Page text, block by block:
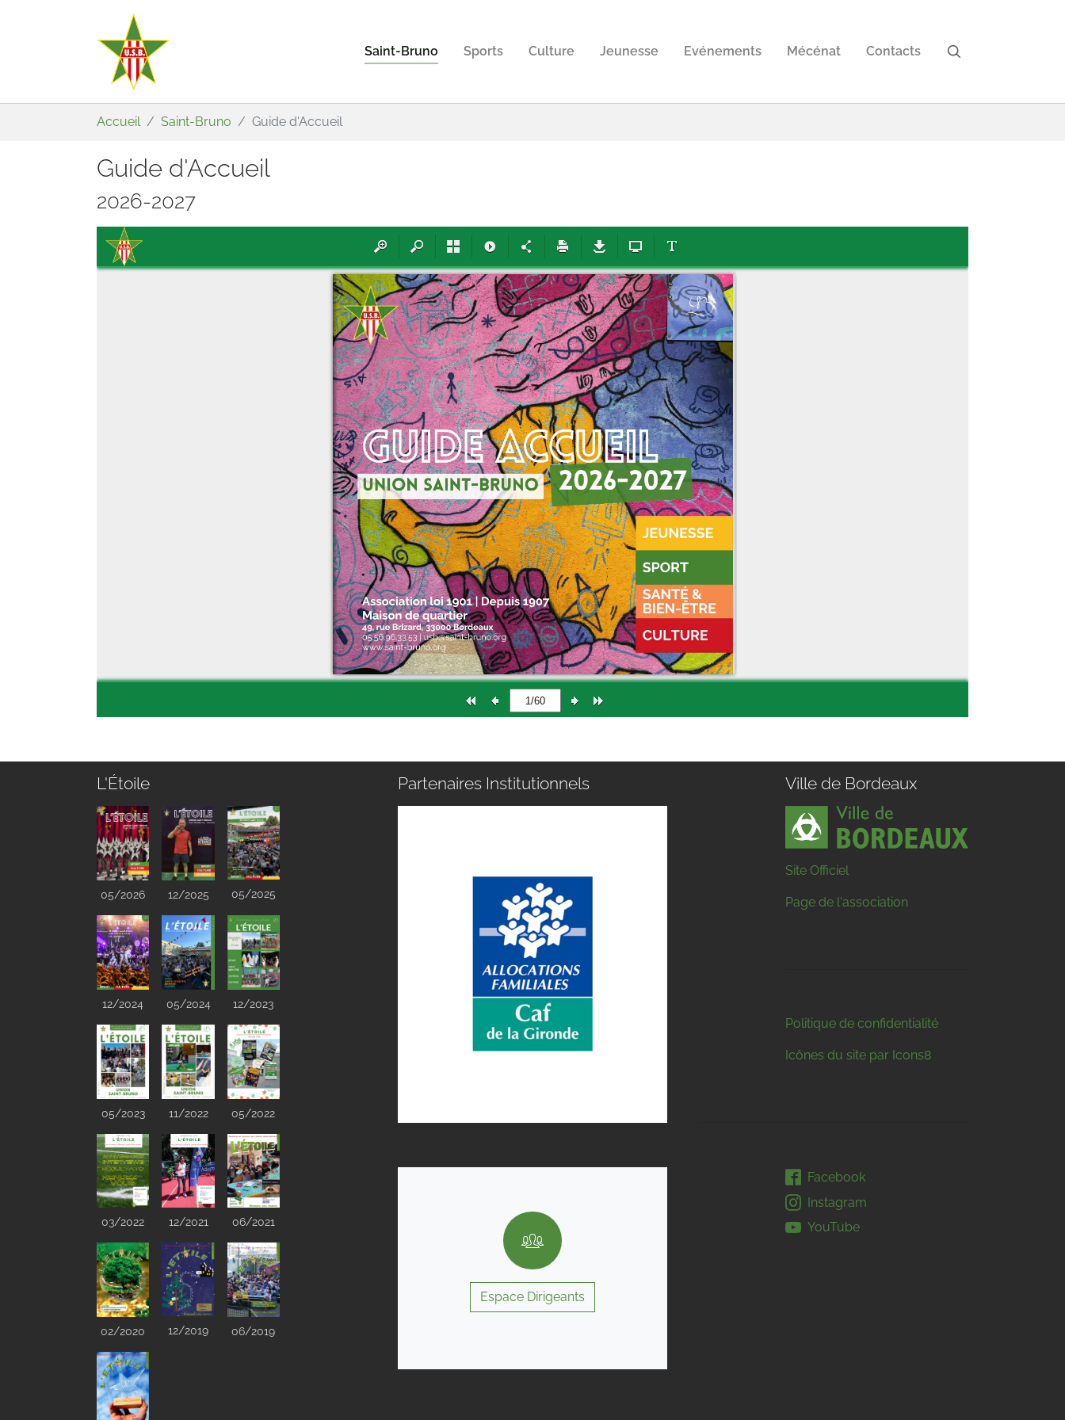
Saint-Bruno Sports Culture Jeunesse Evénements Mécénat Contacts
Accueil Saint-Bruno Guide d'Accueil
Guide d'Accueil
2026-2027
L'Étoile
05/2026 12/2025 05/2025
12/2024 05/2024 12/2023
05/2023 11/2022 05/2022
03/2022 12/2021 06/2021
02/2020 12/2019 06/2019
Partenaires Institutionnels
Espace Dirigeants
Ville de Bordeaux
Site Officiel
Page de l'association
Politique de confidentialité
Icônes du site par Icons8
Facebook
Instagram
YouTube